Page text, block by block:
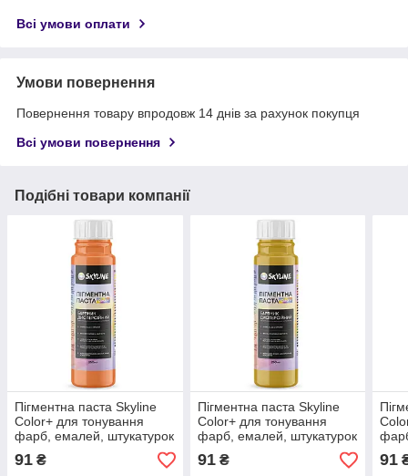
Всі умови оплати
Умови повернення
Повернення товару впродовж 14 днів за рахунок покупця
Всі умови повернення
Подібні товари компанії
Пігментна паста Skyline
Color+ для тонування
фарб, емалей, штукатурок
91 ₴
Пігментна паста Skyline
Color+ для тонування
фарб, емалей, штукатурок
91₴ 91